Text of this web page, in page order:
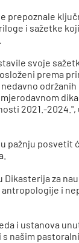
prepoznale
i sažetke
svoje
prema
2021.-
pažnju posvetit
Dikasterija za
i
i ustanova
našim